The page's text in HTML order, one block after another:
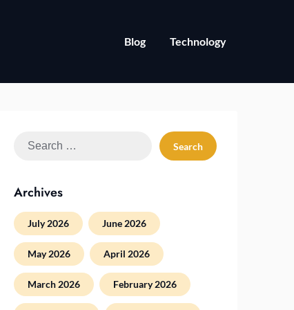
Blog Technology
Search
Archives
July 2026 June 2026
May 2026 April 2026
March 2026 February 2026